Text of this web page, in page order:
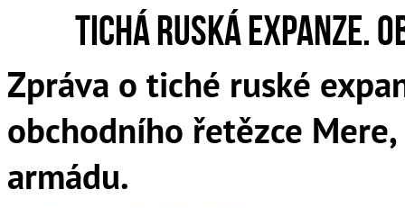
Tichá ruská expanze.
Zpráva o tiché ruské
obchodního řetězce
armádu.